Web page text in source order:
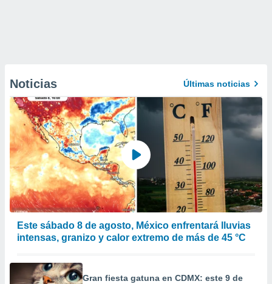
Noticias Últimas noticias
Este sábado 8 de agosto, México enfrentará lluvias
intensas, granizo y calor extremo de más de 45 °C
Gran fiesta gatuna en CDMX: este 9 de